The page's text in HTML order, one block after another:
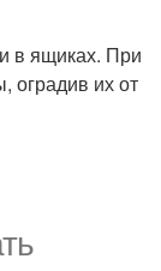
в ящиках. При
оградив их от